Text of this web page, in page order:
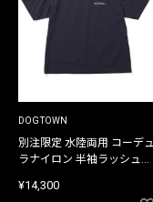
DOGTOWN
別注限定 水陸両用 コーデュ
ラナイロン 半袖ラッシュガ
¥14,300